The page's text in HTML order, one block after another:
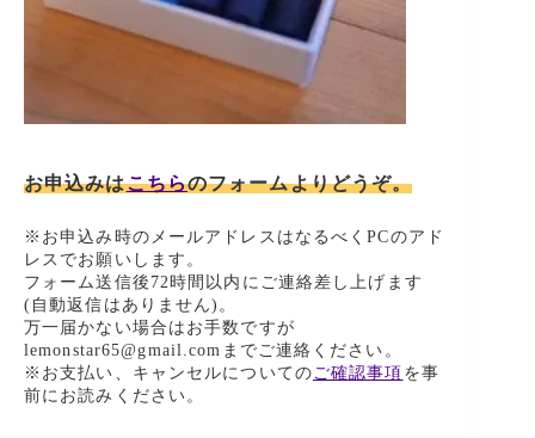
お申込みはこちらのフォームよりどうぞ。
※お申込み時のメールアドレスはなるべくPCのアド
レスでお願いします。
フォーム送信後72時間以内にご連絡差し上げます
(自動返信はありません)。
万一届かない場合はお手数ですが
lemonstar65@gmail.comまでご連絡ください。
※お支払い、キャンセルについてのご確認事項 を事
前にお読みください。